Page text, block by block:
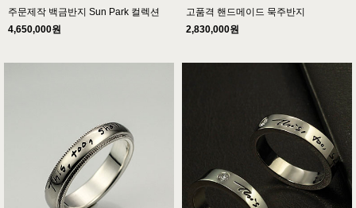
주문제작 백금반지 Sun Park 컬렉션
4,650,000원
고품격 핸드메이드 묵주반지
2,830,000원